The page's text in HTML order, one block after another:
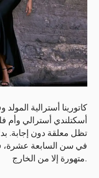
كاتورينا أسترالية المولد
أسكتلندي أسترالي وأم
تظل معلقة دون إجابة.
في سن السابعة عشرة،
متهورة إلا من الخارج.